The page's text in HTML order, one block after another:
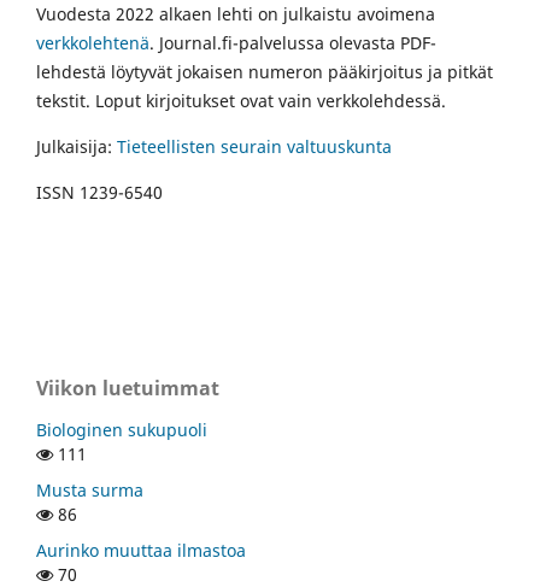
Vuodesta 2022 alkaen lehti on julkaistu avoimena
verkkolehtenä. Journal.fi-palvelussa olevasta PDF-
lehdestä löytyvät jokaisen numeron pääkirjoitus ja pitkät
tekstit. Loput kirjoitukset ovat vain verkkolehdessä.
Julkaisija: Tieteellisten seurain valtuuskunta
ISSN 1239-6540
Viikon luetuimmat
Biologinen sukupuoli
111
Musta surma
86
Aurinko muuttaa ilmastoa
70